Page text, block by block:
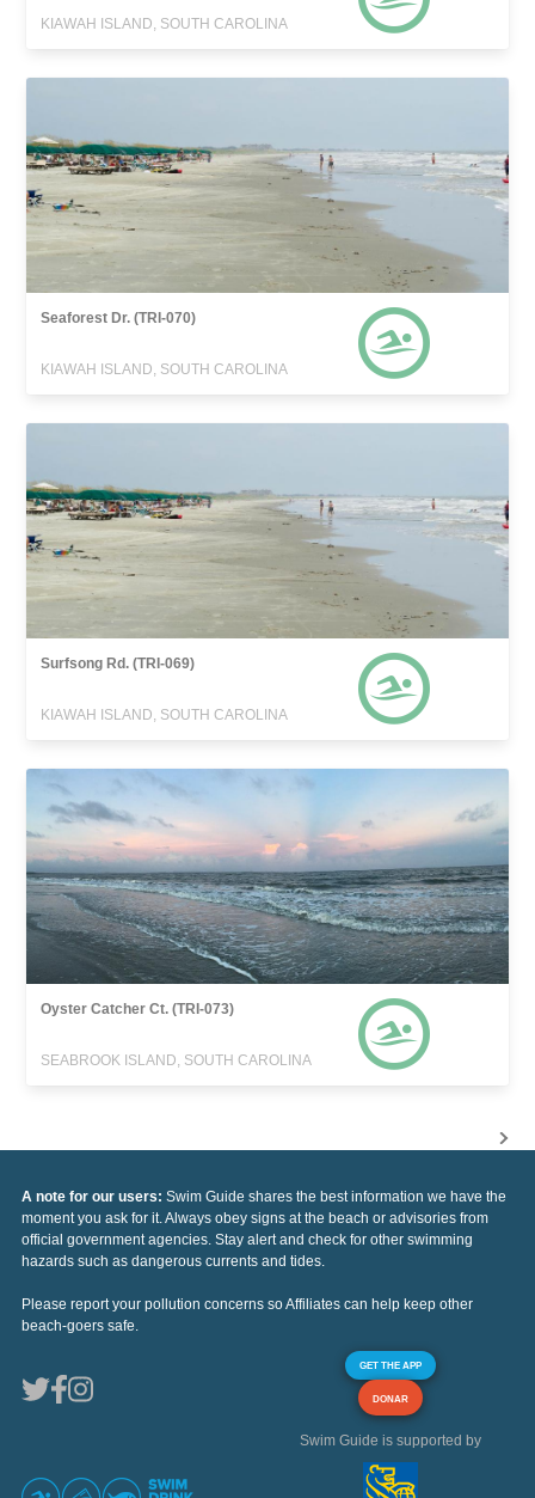
KIAWAH ISLAND, SOUTH CAROLINA
Seaforest Dr. (TRI-070)
KIAWAH ISLAND, SOUTH CAROLINA
Surfsong Rd. (TRI-069)
KIAWAH ISLAND, SOUTH CAROLINA
Oyster Catcher Ct. (TRI-073)
SEABROOK ISLAND, SOUTH CAROLINA
A note for our users: Swim Guide shares the best information we have the
moment you ask for it. Always obey signs at the beach or advisories from
official government agencies. Stay alert and check for other swimming
hazards such as dangerous currents and tides.
Please report your pollution concerns so Affiliates can help keep other
beach-goers safe.
GET THE APP
DONAR
Swim Guide is supported by